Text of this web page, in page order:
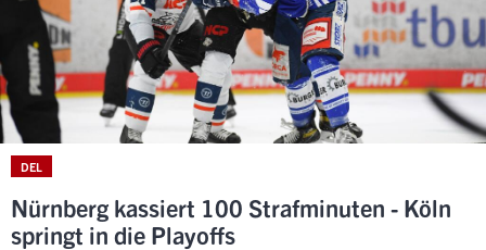
DEL
Nürnberg kassiert 100 Strafminuten - Köln
springt in die Playoffs